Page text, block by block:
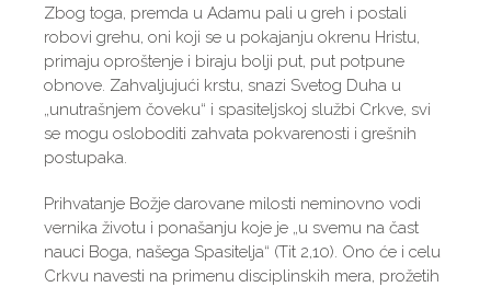
Zbog toga, premda u Adamu pali u greh i postali
robovi grehu, oni koji se u pokajanju okrenu Hristu,
primaju oproštenje i biraju bolji put, put potpune
obnove. Zahvaljujući krstu, snazi Svetog Duha u
„unutrašnjem čoveku“ i spasiteljskoj službi Crkve, svi
se mogu osloboditi zahvata pokvarenosti i grešnih
postupaka.
Prihvatanje Božje darovane milosti neminovno vodi
vernika životu i ponašanju koje je „u svemu na čast
nauci Boga, našega Spasitelja“ (Tit 2,10). Ono će i celu
Crkvu navesti na primenu disciplinskih mera, prožetih